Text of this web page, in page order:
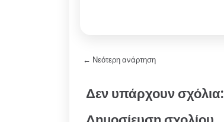
← Νεότερη ανάρτηση
Δεν υπάρχουν σχόλια: